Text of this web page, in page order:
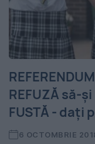
REFUZĂ să-
FUSTĂ - dați
6 OCTOMBRIE